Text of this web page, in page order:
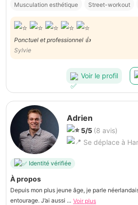
Musculation esthétique Street-workout
Ponctuel et professionnel 👍
Sylvie
Voir le profil
Adrien
5/5 (8 avis)
Se déplace à
Identité vérifiée
À propos
Depuis mon plus jeune âge, je parle
entourage. J’ai aussi ... Voir plus